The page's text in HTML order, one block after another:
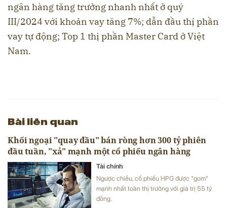
ngân hàng tăng trưởng nhanh nhất ở quý
III/2024 với khoản vay tăng 7%; dẫn đầu thị phần
vay tự động; Top 1 thị phần Master Card ở Việt
Nam.
Bài liên quan
Khối ngoại "quay đầu" bán ròng hơn 300 tỷ phiên
đầu tuần, "xả" mạnh một cổ phiếu ngân hàng
Tài chính
Ngược chiều, cổ phiếu HPG được "gom"
mạnh nhất toàn thị trường với giá trị 55 tỷ
đồng.